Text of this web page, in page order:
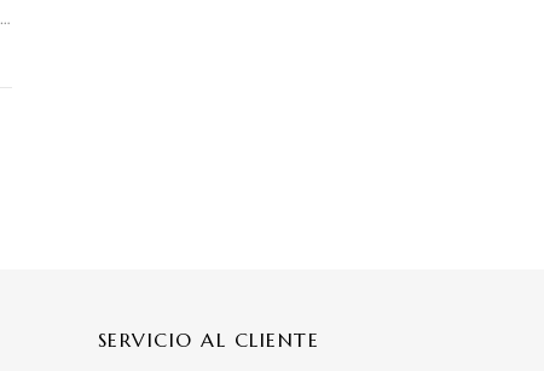
SERVICIO AL CLIENTE